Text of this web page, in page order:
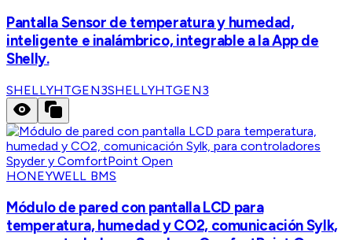
Pantalla Sensor de temperatura y humedad,
inteligente e inalámbrico, integrable a la App de
Shelly.
SHELLYHTGEN3SHELLYHTGEN3
HONEYWELL BMS
Módulo de pared con pantalla LCD para
temperatura, humedad y CO2, comunicación Sylk,